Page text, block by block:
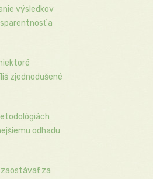
výsledkov
a
zjednodušené
odhadu
zaostávať za